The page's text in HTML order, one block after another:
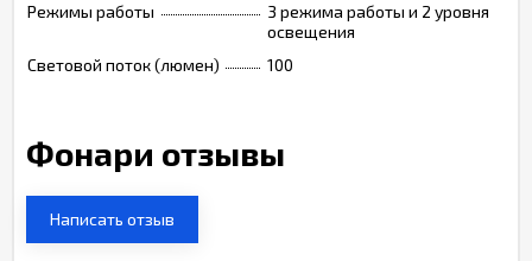
Режимы работы
3 режима работы и 2 уровня
освещения
Световой поток (люмен)
100
Фонари отзывы
Написать отзыв